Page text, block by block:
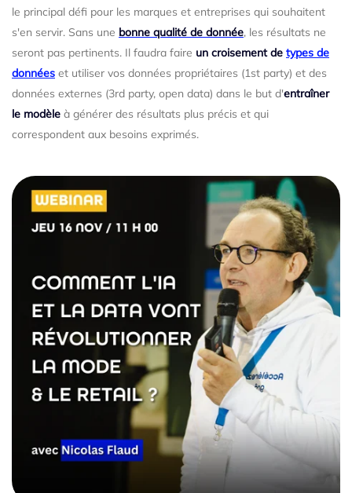
le principal défi pour les marques et entreprises qui souhaitent
s'en servir. Sans une bonne qualité de donnée, les résultats ne
seront pas pertinents. Il faudra faire un croisement de types de
données et utiliser vos données propriétaires (1st party) et des
données externes (3rd party, open data) dans le but d'entraîner
le modèle à générer des résultats plus précis et qui
correspondent aux besoins exprimés.